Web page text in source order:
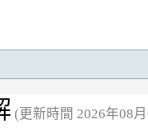
(更新時間 2026年08